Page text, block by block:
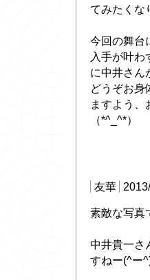
てみたくな
今回の舞台
入手が叶
に中井さん
どうぞお身
ますよう
（*^_^*）
友華
素敵な写真
中井貴一さ
すねー(^ー